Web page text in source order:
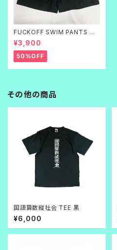
FUCKOFF SWIM PANTS 黒
刺繍
¥3,900
50%OFF
その他の商品
国語算数縦社会 TEE 黒
¥6,000